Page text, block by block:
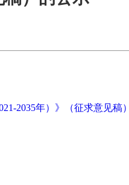
2035年）》（征求意见稿